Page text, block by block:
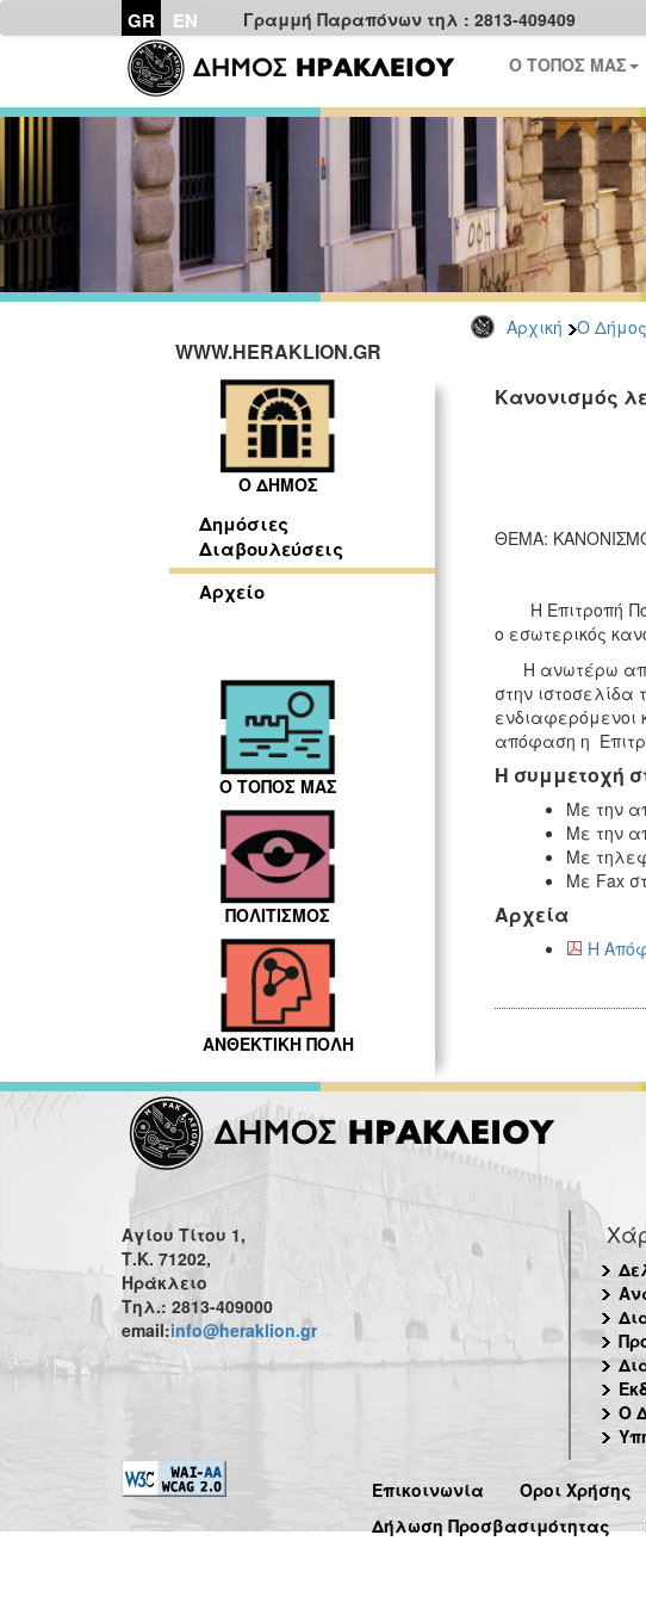
GR EN Γραμμή Παραπόνων τηλ : 2813-409409
Ο ΤΟΠΟΣ ΜΑΣ
Αρχική Ο Δήμος
WWW.HERAKLION.GR
Ο ΔΗΜΟΣ
Δημόσιες
Διαβουλεύσεις
Αρχείο
Ο ΤΟΠΟΣ ΜΑΣ
ΠΟΛΙΤΙΣΜΟΣ
ΑΝΘΕΚΤΙΚΗ ΠΟΛΗ
Κανονισμός
ΘΕΜΑ:
Η Επιτροπή
ο εσωτερικός
H ανωτέρω
στην
ενδιαφερόμενοι
απόφαση η
Η συμμετοχή
Με την
Με την
Με
Με Fax
Αρχεία
Η
Αγίου Τίτου 1,
Τ.Κ. 71202,
Ηράκλειο
Τηλ.: 2813-409000
email:info@heraklion.gr
Ο
Επικοινωνία
Όροι Χρήσης
Δήλωση Προσβασιμότητας